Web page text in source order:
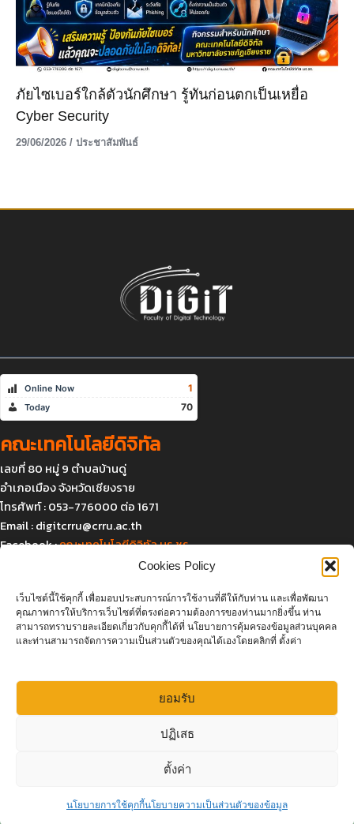
Cookies Policy
เว็บไซต์นี้ใช้คุกกี้ เพื่อมอบประสบการณ์การใช้งานที่ดีให้กับท่าน และเพื่อพัฒนา
คุณภาพการให้บริการเว็บไซต์ที่ตรงต่อความต้องการของท่านมากยิ่งขึ้น ท่าน
สามารถทราบรายละเอียดเกี่ยวกับคุกกี้ได้ที่ นโยบายการคุ้มครองข้อมูลส่วนบุคคล
และท่านสามารถจัดการความเป็นส่วนตัวของคุณได้เองโดยคลิกที่ ตั้งค่า
ยอมรับ
ปฏิเสธ
ตั้งค่า
นโยบายการใช้คุกกี้นโยบายความเป็นส่วนตัวของข้อมูล
ภัยไซเบอร์ใกล้ตัวนักศึกษา รู้ทันก่อนตกเป็นเหยื่อ
Cyber Security
29/06/2026 / ประชาสัมพันธ์
Online Now 1
Today 70
คณะเทคโนโลยีดิจิทัล
เลขที่ 80 หมู่ 9 ตำบลบ้านดู่
อำเภอเมือง จังหวัดเชียงราย
โทรศัพท์ : 053-776000 ต่อ 1671
Email :digitcrru@crru.ac.th
Facebook :คณะเทคโนโลยีดิจิทัล มร.ชร.
แผนที่และการเดินทาง
Click to accept marketing cookies and
enable this content